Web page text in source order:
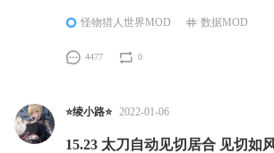
怪物猎人世界MOD 数据MOD
4477 0
⭐绫小路⭐ 2022-01-06
15.23 太刀自动见切居合 见切如